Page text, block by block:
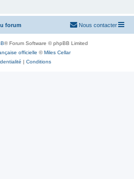
forum Nous contacter
® Forum Software © phpBB Limited
officielle ©Miles Cellar
| Conditions